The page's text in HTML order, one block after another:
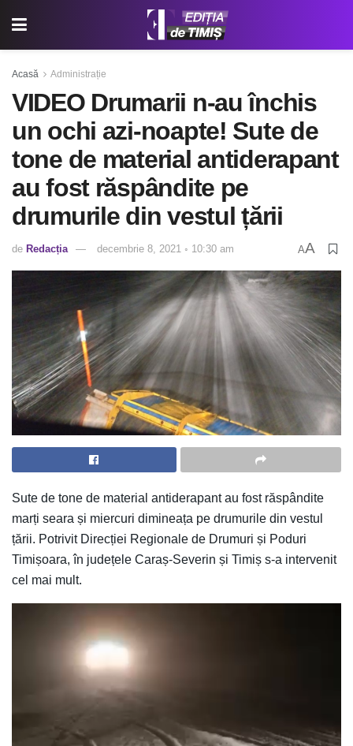
Acasă Administrație
VIDEO Drumarii n-au închis
un ochi azi-noapte! Sute de
tone de material antiderapant
au fost răspândite pe
drumurile din vestul țării
de Redacția decembrie 8, 2021 ◦ 10:30 am AA
Sute de tone de material antiderapant au fost răspândite
marți seara și miercuri dimineața pe drumurile din vestul
țării. Potrivit Direcției Regionale de Drumuri și Poduri
Timișoara, în județele Caraș-Severin și Timiș s-a intervenit
cel mai mult.